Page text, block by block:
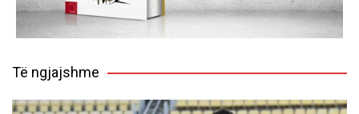
Të ngjajshme